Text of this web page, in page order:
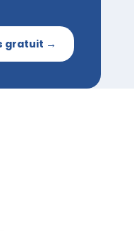
gratuit →